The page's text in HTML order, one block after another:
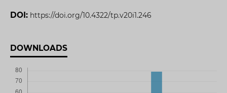
DOI: https://doi.org/10.4322/tp.v20i1.246
DOWNLOADS